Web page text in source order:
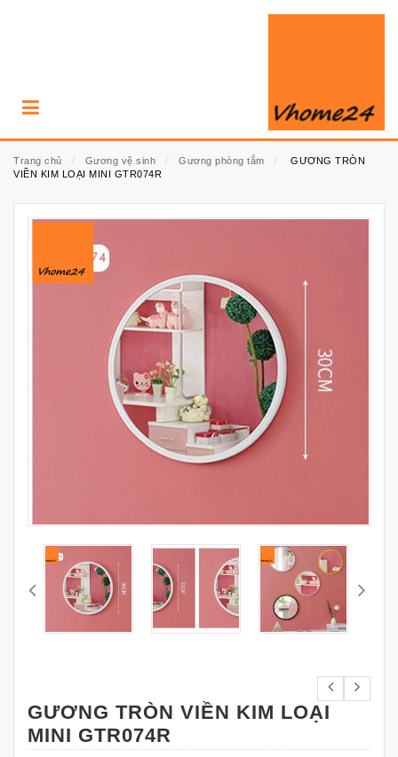
Trang chủ ⁄ Gương vệ sinh ⁄ Gương phòng tắm ⁄
GƯƠNG TRÒN
VIỀN KIM LOẠI MINI GTR074R
GƯƠNG TRÒN VIỀN KIM LOẠI
MINI GTR074R